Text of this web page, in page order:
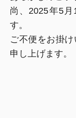
尚、2025年5
す。
ご不便をお掛
申し上げます。